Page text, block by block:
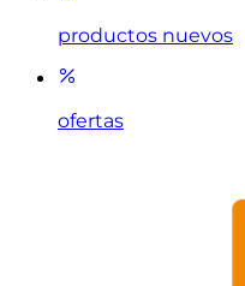
productos nuevos
ofertas